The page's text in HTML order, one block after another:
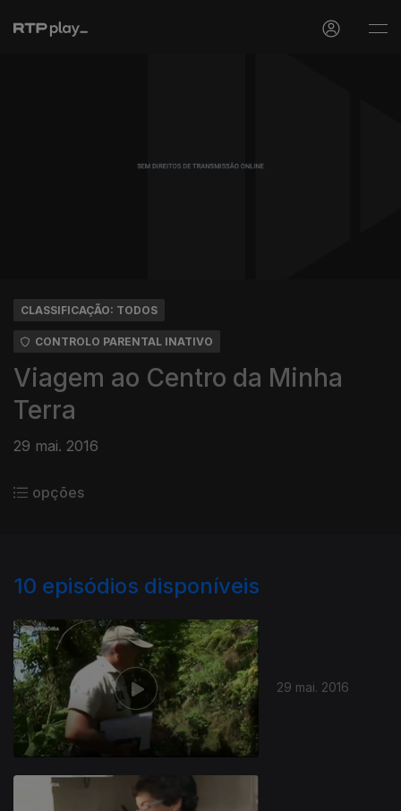
CLASSIFICAÇÃO: TODOS
CONTROLO PARENTAL INATIVO
Viagem ao Centro da Minha
Terra
29 mai. 2016
opções
10 episódios disponíveis
29 mai. 2016